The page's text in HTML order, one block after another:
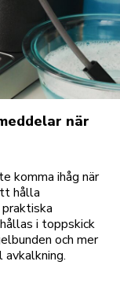
när
komma ihåg när
hålla
i toppskick
och mer